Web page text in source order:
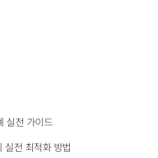
실전 가이드
실전 최적화 방법